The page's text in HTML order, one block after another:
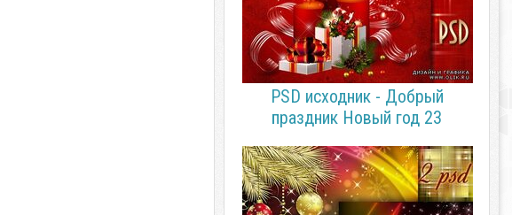
PSD исходник - Добрый
праздник Новый год 23